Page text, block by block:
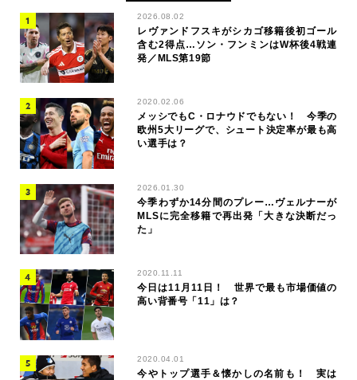
2026.08.02
レヴァンドフスキがシカゴ移籍後初ゴール
含む2得点…ソン・フンミンはW杯後4戦連
発／MLS第19節
2020.02.06
メッシでもC・ロナウドでもない！ 今季の
欧州5大リーグで、シュート決定率が最も高
い選手は？
2026.01.30
今季わずか14分間のプレー…ヴェルナーが
MLSに完全移籍で再出発「大きな決断だっ
た」
2020.11.11
今日は11月11日！ 世界で最も市場価値の
高い背番号「11」は？
2020.04.01
今やトップ選手＆懐かしの名前も！ 実は